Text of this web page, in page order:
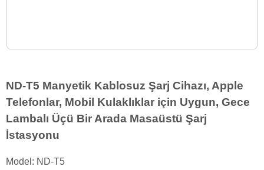
ND-T5 Manyetik Kablosuz Şarj Cihazı, Apple
Telefonlar, Mobil Kulaklıklar için Uygun, Gece
Lambalı Üçü Bir Arada Masaüstü Şarj
İstasyonu
Model: ND-T5